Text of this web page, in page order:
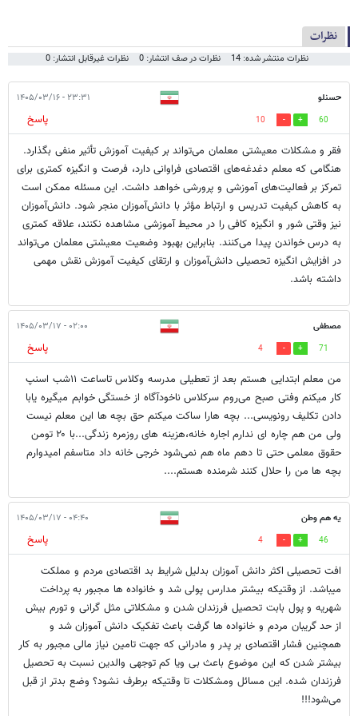
نظرات
نظرات منتشر شده: 14 نظرات در صف انتشار: 0 نظرات غیرقابل انتشار: 0
حسنلو ۲۳:۳۱ - ۱۴۰۵/۰۳/۱۶
60
10
پاسخ
فقر و مشکلات معیشتی معلمان می‌تواند بر کیفیت آموزش تأثیر منفی بگذارد.
هنگامی که معلم دغدغه‌های اقتصادی فراوانی دارد، فرصت و انگیزه کمتری برای
تمرکز بر فعالیت‌های آموزشی و پرورشی خواهد داشت. این مسئله ممکن است
به کاهش کیفیت تدریس و ارتباط مؤثر با دانش‌آموزان منجر شود. دانش‌آموزان
نیز وقتی شور و انگیزه کافی را در محیط آموزشی مشاهده نکنند، علاقه کمتری
به درس خواندن پیدا می‌کنند. بنابراین بهبود وضعیت معیشتی معلمان می‌تواند
در افزایش انگیزه تحصیلی دانش‌آموزان و ارتقای کیفیت آموزش نقش مهمی
داشته باشد.
مصطفی ۰۲:۰۰ - ۱۴۰۵/۰۳/۱۷
71
4
پاسخ
من معلم ابتدایی هستم بعد از تعطیلی مدرسه وکلاس تاساعت ۱۱شب اسنپ
کار میکنم وفتی صبح می‌روم سرکلاس ناخودآگاه از خستگی خوابم میگیره یابا
دادن تکلیف رونویسی... بچه هارا ساکت میکنم حق بچه ها این معلم نیست
ولی من هم چاره ای ندارم اجاره خانه،هزینه های روزمره زندگی...با ۲۰ تومن
حقوق معلمی حتی تا دهم ماه هم نمی‌شود خرجی خانه داد متاسفم امیدوارم
بچه ها من را حلال کنند شرمنده هستم....
یه هم وطن ۰۴:۴۰ - ۱۴۰۵/۰۳/۱۷
46
4
پاسخ
افت تحصیلی اکثر دانش آموزان بدلیل شرایط بد اقتصادی مردم و مملکت
میباشد. از وقتیکه بیشتر مدارس پولی شد و خانواده ها مجبور به پرداخت
شهریه و پول بابت تحصیل فرزندان شدن و مشکلاتی مثل گرانی و تورم بیش
از حد گریبان مردم و خانواده ها گرفت باعث تفکیک دانش آموزان شد و
همچنین فشار اقتصادی بر پدر و مادرانی که جهت تامین نیاز مالی مجبور به کار
بیشتر شدن که این موضوع باعث بی ویا کم توجهی والدین نسبت به تحصیل
فرزندان شده. این مسائل ومشکلات تا وقتیکه برطرف نشود؟ وضع بدتر از قبل
می‌شود!!!